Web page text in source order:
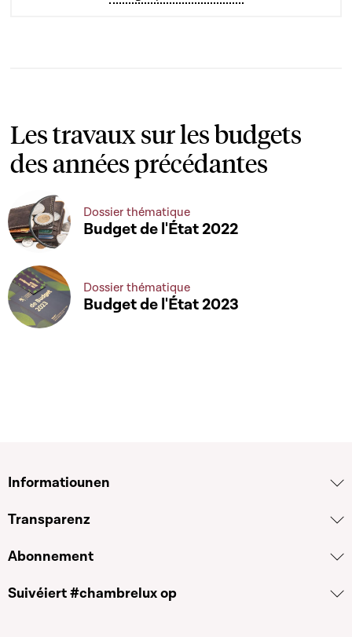
Les travaux sur les budgets
des années précédantes
Dossier thématique
Budget de l'État 2022
Dossier thématique
Budget de l'État 2023
Informatiounen
Transparenz
Abonnement
Suivéiert #chambrelux op